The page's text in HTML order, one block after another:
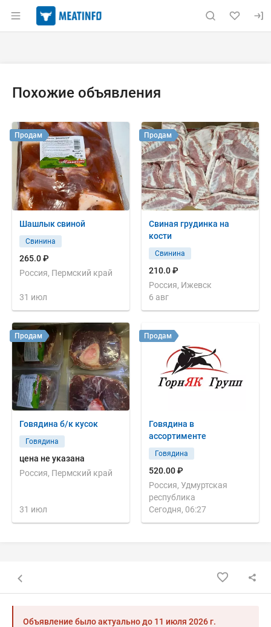
Раздел навигации по сайту meatinfo.ru
Похожие объявления
Шашлык свиной
Свинина
265.0 ₽
Россия, Пермский край
31 июл
Продам
Свиная грудинка на
кости
Свинина
210.0 ₽
Россия, Ижевск
6 авг
Продам
Говядина б/к кусок
Говядина
цена не указана
Россия, Пермский край
31 июл
Продам
Говядина в
ассортименте
Говядина
520.00 ₽
Россия, Удмуртская
республика
Сегодня, 06:27
Продам
Назад к списку объявлений
Объявление было актуально до 11 июля 2026 г.